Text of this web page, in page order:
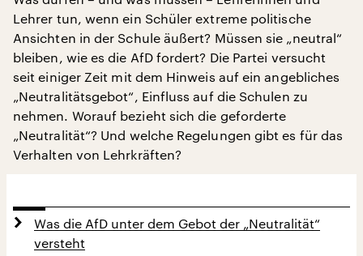
Lehrer tun, wenn ein Schüler extreme politische
Ansichten in der Schule äußert? Müssen sie „neutral“
bleiben, wie es die AfD fordert? Die Partei versucht
seit einiger Zeit mit dem Hinweis auf ein angebliches
„Neutralitätsgebot“, Einfluss auf die Schulen zu
nehmen. Worauf bezieht sich die geforderte
„Neutralität“? Und welche Regelungen gibt es für das
Verhalten von Lehrkräften?
Was die AfD unter dem Gebot der „Neutralität“
versteht